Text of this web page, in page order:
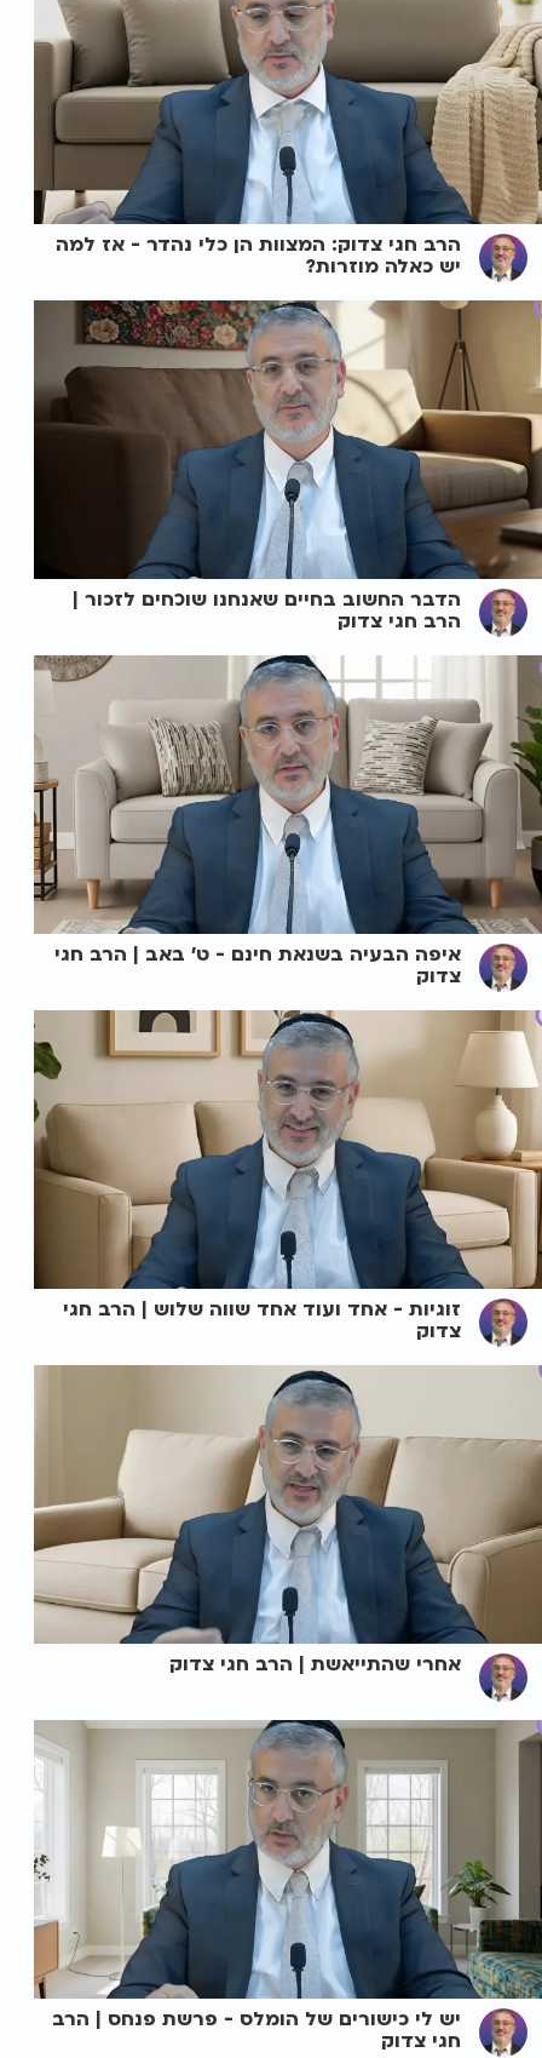
הרב חגי צדוק: המצוות הן כלי נהדר - אז למה
יש כאלה מוזרות?
הדבר החשוב בחיים שאנחנו שוכחים לזכור |
הרב חגי צדוק
איפה הבעיה בשנאת חינם - ט' באב | הרב חגי
צדוק
זוגיות - אחד ועוד אחד שווה שלוש | הרב חגי
צדוק
אחרי שהתייאשת | הרב חגי צדוק
יש לי כישורים של הומלס - פרשת פנחס | הרב
חגי צדוק